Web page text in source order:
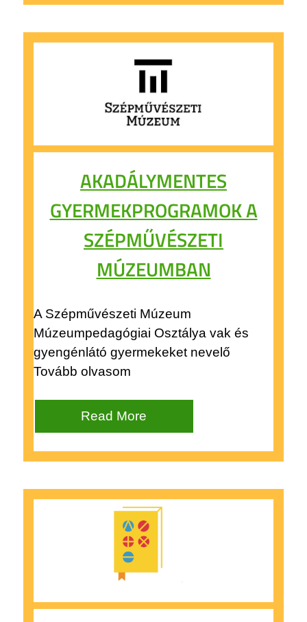
AKADÁLYMENTES
GYERMEKPROGRAMOK A
SZÉPMŰVÉSZETI
MÚZEUMBAN
A Szépművészeti Múzeum
Múzeumpedagógiai Osztálya vak és
gyengénlátó gyermekeket nevelő
Tovább olvasom
Read More